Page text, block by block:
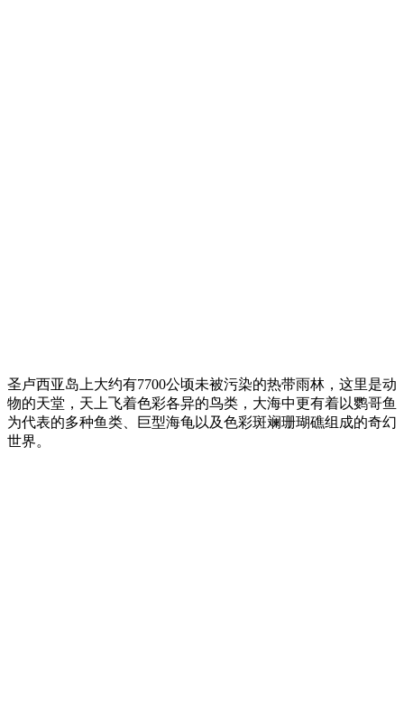
圣卢西亚岛上大约有7700公顷未被污染的热带雨林，这里是动
物的天堂，天上飞着色彩各异的鸟类，大海中更有着以鹦哥鱼
为代表的多种鱼类、巨型海龟以及色彩斑斓珊瑚礁组成的奇幻
世界。